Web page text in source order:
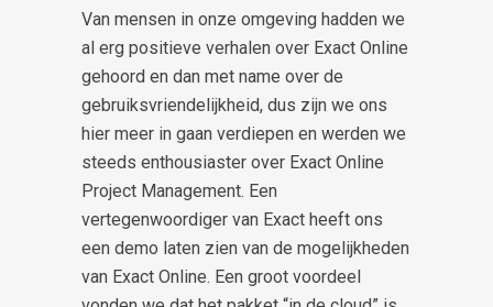
Van mensen in onze omgeving hadden we
al erg positieve verhalen over Exact Online
gehoord en dan met name over de
gebruiksvriendelijkheid, dus zijn we ons
hier meer in gaan verdiepen en werden we
steeds enthousiaster over Exact Online
Project Management. Een
vertegenwoordiger van Exact heeft ons
een demo laten zien van de mogelijkheden
van Exact Online. Een groot voordeel